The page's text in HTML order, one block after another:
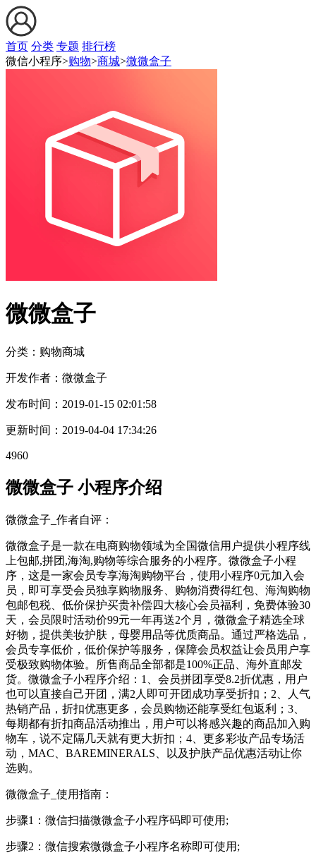
首页 分类 专题 排行榜
微信小程序>购物>商城>微微盒子
微微盒子
分类：购物商城
开发作者： 微微盒子
发布时间： 2019-01-15 02:01:58
更新时间： 2019-04-04 17:34:26
4960
微微盒子 小程序介绍
微微盒子_作者自评：
微微盒子是一款在电商购物领域为全国微信用户提供小程序线
上包邮,拼团,海淘,购物等综合服务的小程序。微微盒子小程
序，这是一家会员专享海淘购物平台，使用小程序0元加入会
员，即可享受会员独享购物服务、购物消费得红包、海淘购物
包邮包税、低价保护买贵补偿四大核心会员福利，免费体验30
天，会员限时活动价99元一年再送2个月，微微盒子精选全球
好物，提供美妆护肤，母婴用品等优质商品。通过严格选品，
会员专享低价，低价保护等服务，保障会员权益让会员用户享
受极致购物体验。所售商品全部都是100%正品、海外直邮发
货。微微盒子小程序介绍：1、会员拼团享受8.2折优惠，用户
也可以直接自己开团，满2人即可开团成功享受折扣；2、人气
热销产品，折扣优惠更多，会员购物还能享受红包返利；3、
每期都有折扣商品活动推出，用户可以将感兴趣的商品加入购
物车，说不定隔几天就有更大折扣；4、更多彩妆产品专场活
动，MAC、BAREMINERALS、以及护肤产品优惠活动让你
选购。
微微盒子_使用指南：
步骤1：微信扫描微微盒子小程序码即可使用;
步骤2：微信搜索微微盒子小程序名称即可使用;